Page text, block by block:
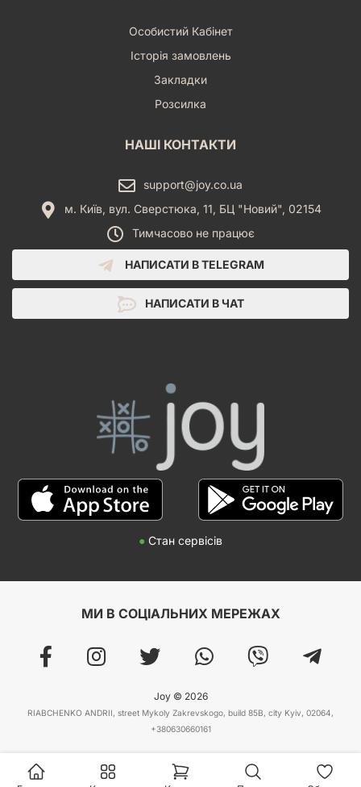
Особистий Кабінет
Історія замовлень
Закладки
Розсилка
НАШІ КОНТАКТИ
support@joy.co.ua
м. Київ, вул. Сверстюка, 11, БЦ "Новий", 02154
Тимчасово не працює
НАПИСАТИ В TELEGRAM
НАПИСАТИ В ЧАТ
● Стан сервісів
МИ В СОЦІАЛЬНИХ МЕРЕЖАХ
Joy © 2026
RIABCHENKO ANDRII, street Mykoly Zakrevskogo, build 85B, city Kyiv, 02064,
+380630660161